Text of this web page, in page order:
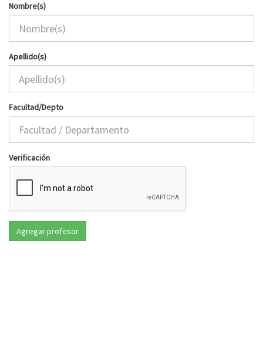
Nombre(s)
Apellido(s)
Facultad/Depto
Verificación